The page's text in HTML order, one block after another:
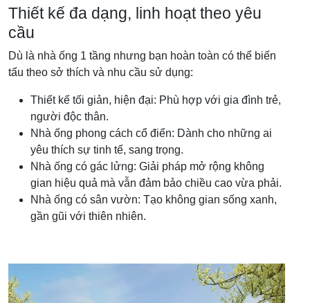
Thiết kế đa dạng, linh hoạt theo yêu
cầu
Dù là nhà ống 1 tầng nhưng bạn hoàn toàn có thể biến
tấu theo sở thích và nhu cầu sử dụng:
Thiết kế tối giản, hiện đại: Phù hợp với gia đình trẻ,
người độc thân.
Nhà ống phong cách cổ điển: Dành cho những ai
yêu thích sự tinh tế, sang trọng.
Nhà ống có gác lửng: Giải pháp mở rộng không
gian hiệu quả mà vẫn đảm bảo chiều cao vừa phải.
Nhà ống có sân vườn: Tạo không gian sống xanh,
gần gũi với thiên nhiên.